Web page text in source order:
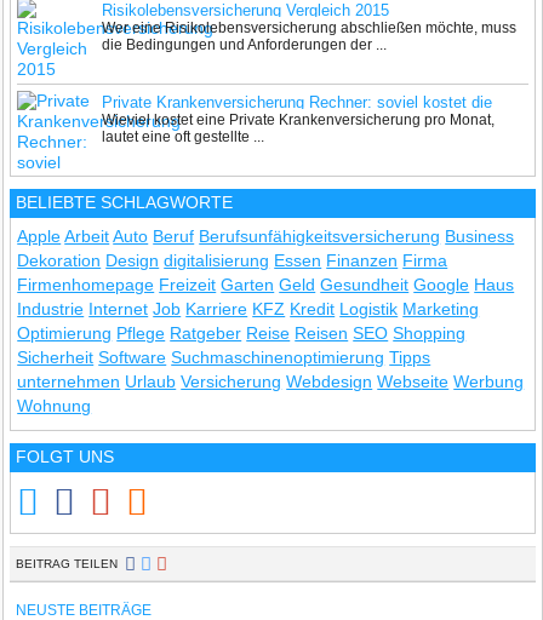
Risikolebensversicherung Vergleich 2015
Wer eine Risikolebensversicherung abschließen möchte, muss
die Bedingungen und Anforderungen der ...
Private Krankenversicherung Rechner: soviel kostet die
PKV
Wieviel kostet eine Private Krankenversicherung pro Monat,
lautet eine oft gestellte ...
BELIEBTE SCHLAGWORTE
Apple Arbeit Auto Beruf Berufsunfähigkeitsversicherung Business
Dekoration Design digitalisierung Essen Finanzen Firma
Firmenhomepage Freizeit Garten Geld Gesundheit Google Haus
Industrie Internet Job Karriere KFZ Kredit Logistik Marketing
Optimierung Pflege Ratgeber Reise Reisen SEO Shopping
Sicherheit Software Suchmaschinenoptimierung Tipps
unternehmen Urlaub Versicherung Webdesign Webseite Werbung
Wohnung
FOLGT UNS
BEITRAG TEILEN
NEUSTE BEITRÄGE